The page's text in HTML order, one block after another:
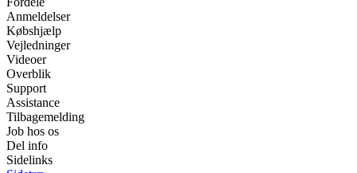
Anmeldelser
Købshjælp
Vejledninger
Videoer
Overblik
Support
Assistance
Tilbagemelding
Job hos os
Del info
Sidelinks